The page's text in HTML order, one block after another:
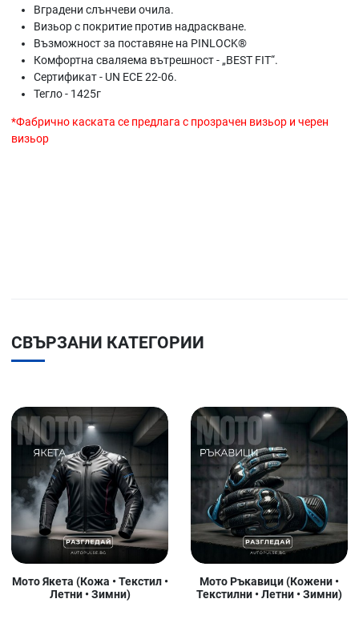
Вградени слънчеви очила.
Визьор с покритие против надраскване.
Възможност за поставяне на PINLOCK®
Комфортна сваляема вътрешност - „BEST FIT“.
Сертификат - UN ECE 22-06.
Тегло - 1425г
*Фабрично каската се предлага с прозрачен визьор и черен
визьор
СВЪРЗАНИ КАТЕГОРИИ
Мото Якета (Кожа • Текстил •
Летни • Зимни)
Мото Ръкавици (Кожени •
Текстилни • Летни • Зимни)